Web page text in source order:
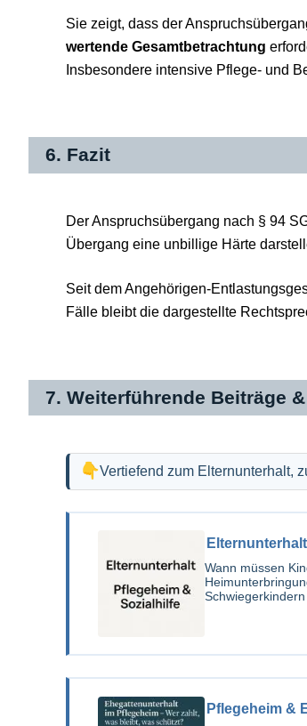
Sie zeigt, dass der
wertende Gesamtbetrachtung
Insbesondere intensive Pflege- und
6. Fazit
Der Anspruchsübergang nach § 94
Übergang eine unbillige Härte
Seit dem Angehörigen-
Fälle bleibt die dargestellte
7. Weiterführende Beiträge
Vertiefend zum Elternunterhalt,
Wann müssen
Pflegeheim &